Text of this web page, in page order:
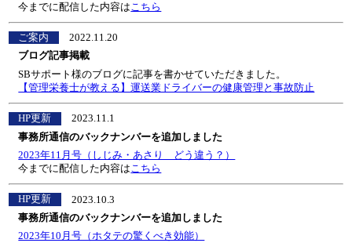
今までに配信した内容は こちら
ご案内
2022.11.20
ブログ記事掲載
SBサポート様のブログに記事を書かせていただきました。
【管理栄養士が教える】運送業ドライバーの健康管理と事故防止
HP更新
2023.11.1
事務所通信のバックナンバーを追加しました
2023年11月号（しじみ・あさり どう違う？）
今までに配信した内容はこちら
HP更新
2023.10.3
事務所通信のバックナンバーを追加しました
2023年10月号（ホタテの驚くべき効能）